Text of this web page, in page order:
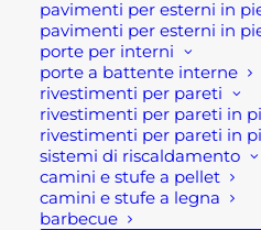
pavimenti per esterni in
pavimenti per esterni in
porte per interni
porte a battente interne
rivestimenti per pareti
rivestimenti per pareti in
rivestimenti per pareti in
sistemi di riscaldamento
camini e stufe a pellet
camini e stufe a legna
barbecue
Se per qualsiasi ragione
completare l’ordine o
effettuare il pagamento
e dalle 14 alle 17, ti
necessario per aiutarti
acquisto!